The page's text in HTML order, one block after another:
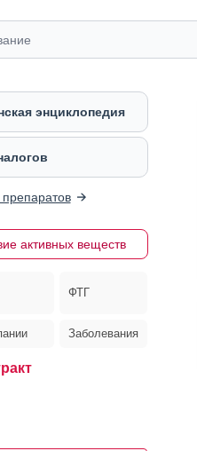
энциклопедия
активных веществ
ФТГ
Заболевания